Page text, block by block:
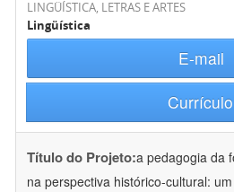
LINGÜÍSTICA, LETRAS E ARTES
Lingüística
E-mail
Currículo
Título do Projeto:a pedagogia da
na perspectiva histórico-cultural: